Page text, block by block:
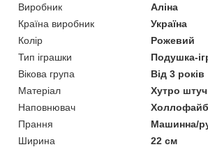
Виробник
Аліна
Країна виробник
Україна
Колір
Рожевий
Тип іграшки
Подушка-
Вікова група
Від 3 років
Матеріал
Хутро
Наповнювач
Прання
Машинна/
Ширина
22 см